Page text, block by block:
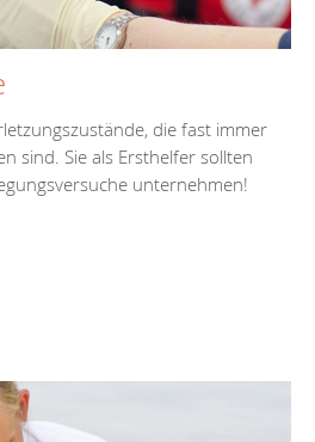
die fast immer
sind. Sie als Ersthelfer sollten
unternehmen!